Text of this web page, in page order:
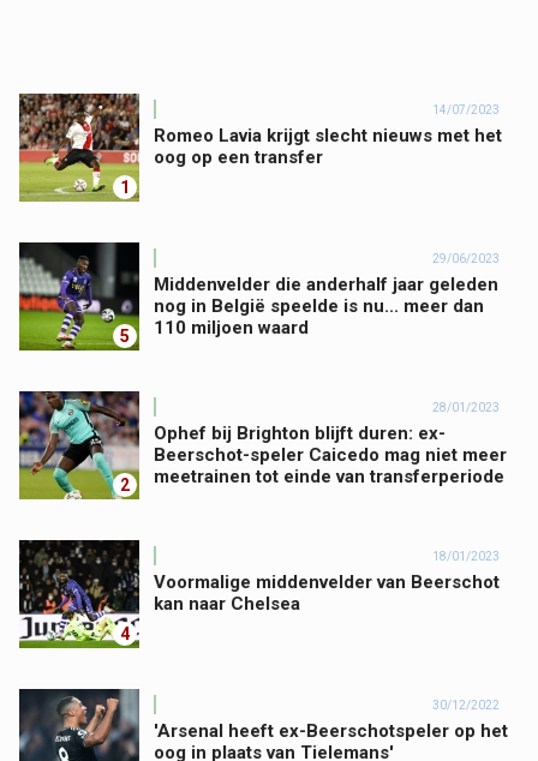
1
14/07/2023
Romeo Lavia krijgt slecht nieuws met het
oog op een transfer
5
29/06/2023
Middenvelder die anderhalf jaar geleden
nog in België speelde is nu... meer dan
110 miljoen waard
2
28/01/2023
Ophef bij Brighton blijft duren: ex-
Beerschot-speler Caicedo mag niet meer
meetrainen tot einde van transferperiode
4
18/01/2023
Voormalige middenvelder van Beerschot
kan naar Chelsea
30/12/2022
'Arsenal heeft ex-Beerschotspeler op het
oog in plaats van Tielemans'